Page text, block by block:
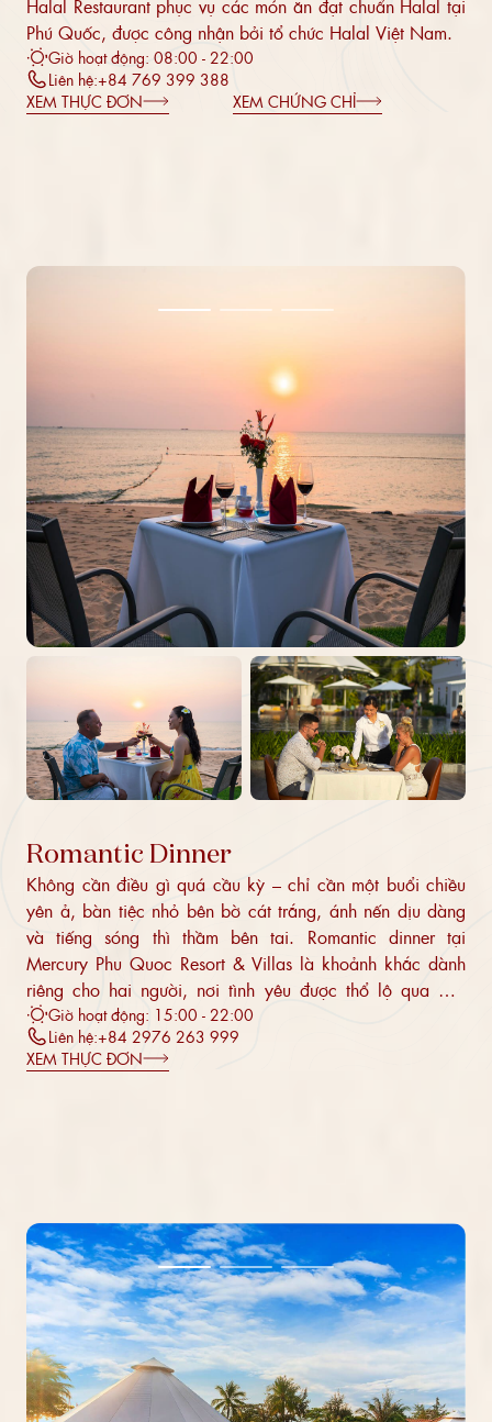
Halal Restaurant phục vụ các món ăn đạt chuẩn Halal tại
Phú Quốc, được công nhận bởi tổ chức Halal Việt Nam.
Giờ hoạt động: 08:00 - 22:00
Liên hệ:+84 769 399 388
XEM THỰC ĐƠN
XEM CHỨNG CHỈ
Romantic Dinner
Không cần điều gì quá cầu kỳ – chỉ cần một buổi chiều
yên ả, bàn tiệc nhỏ bên bờ cát trắng, ánh nến dịu dàng
và tiếng sóng thì thầm bên tai. Romantic dinner tại
Mercury Phu Quoc Resort & Villas là khoảnh khắc dành
riêng cho hai người, nơi tình yêu được thổ lộ qua ánh
nhìn, nụ cười.
Giờ hoạt động: 15:00 - 22:00
Liên hệ:+84 2976 263 999
XEM THỰC ĐƠN